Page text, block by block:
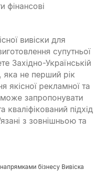
фінансові
вивіски для
супутньої
Західно-Українській
яка не перший рік
якісної рекламної та
може запропонувати
кваліфікований підхід
з зовнішньою та
бізнесу Вивіска